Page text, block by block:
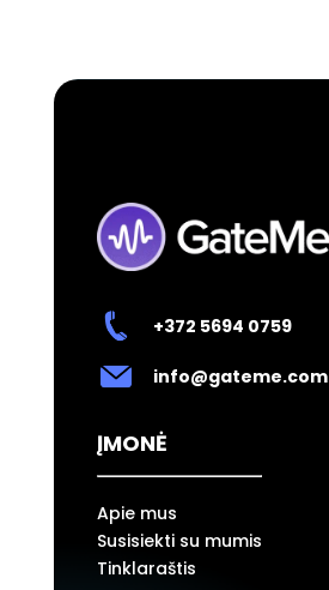
+372 5694 0759
info@gateme.com
ĮMONĖ
Apie mus
Susisiekti su mumis
Tinklaraštis